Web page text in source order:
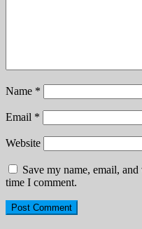
Name *
Email *
Website
Save my name, email,
time I comment.